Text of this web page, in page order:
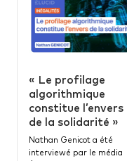
« Le profilage
algorithmique
constitue l’envers
de la solidarité »
Nathan Genicot a été
interviewé par le média